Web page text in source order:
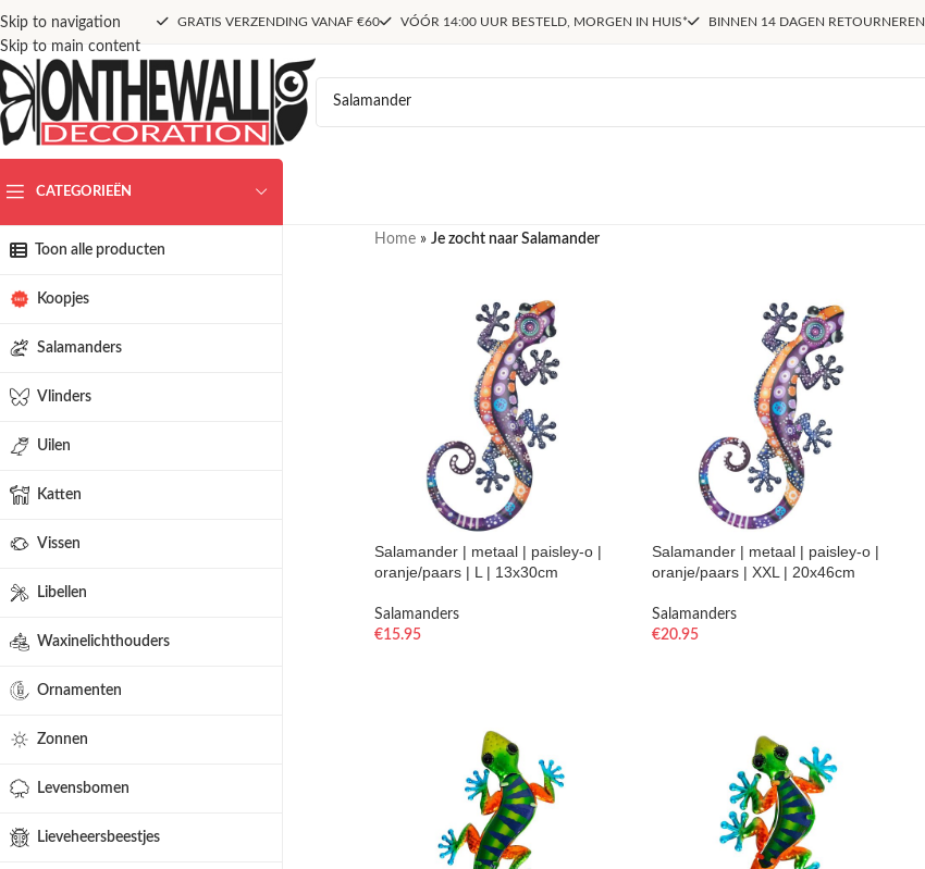
Skip to navigation
Skip to main content
GRATIS VERZENDING VANAF €60 VÓÓR 14:00 UUR BESTELD, MORGEN IN HUIS* BINNEN 14 DAGEN RETOURNEREN
CATEGORIEËN
Toon alle producten
Koopjes
Salamanders
Vlinders
Uilen
Katten
Vissen
Libellen
Waxinelichthouders
Ornamenten
Zonnen
Levensbomen
Lieveheersbeestjes
Home» Je zocht naar Salamander
Salamander | metaal | paisley-o |
oranje/paars | L | 13x30cm
Salamanders
€15.95
Salamander | metaal | paisley-o |
oranje/paars | XXL | 20x46cm
Salamanders
€20.95